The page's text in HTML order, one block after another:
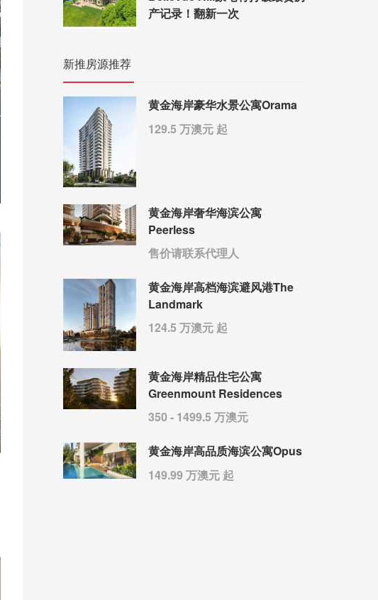
产记录！翻新一次
新推房源推荐
黄金海岸豪华水景公寓Orama
129.5 万澳元 起
黄金海岸奢华海滨公寓
Peerless
售价请联系代理人
黄金海岸高档海滨避风港The
Landmark
124.5 万澳元 起
黄金海岸精品住宅公寓
Greenmount Residences
350 - 1499.5 万澳元
黄金海岸高品质海滨公寓Opus
149.99 万澳元 起